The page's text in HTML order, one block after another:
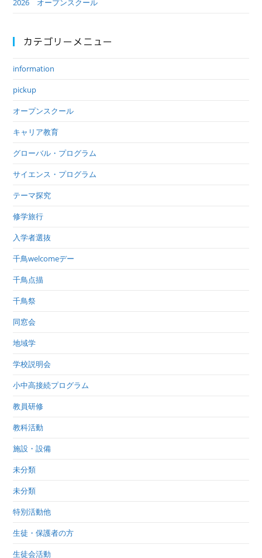
2026 オープンスクール
カテゴリーメニュー
information
pickup
オープンスクール
キャリア教育
グローバル・プログラム
サイエンス・プログラム
テーマ探究
修学旅行
入学者選抜
千鳥welcomeデー
千鳥点描
千鳥祭
同窓会
地域学
学校説明会
小中高接続プログラム
教員研修
教科活動
施設・設備
未分類
未分類
特別活動他
生徒・保護者の方
生徒会活動